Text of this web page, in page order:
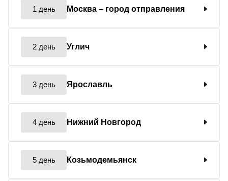
1 день Москва – город отправления
2 день Углич
3 день Ярославль
4 день Нижний Новгород
5 день Козьмодемьянск